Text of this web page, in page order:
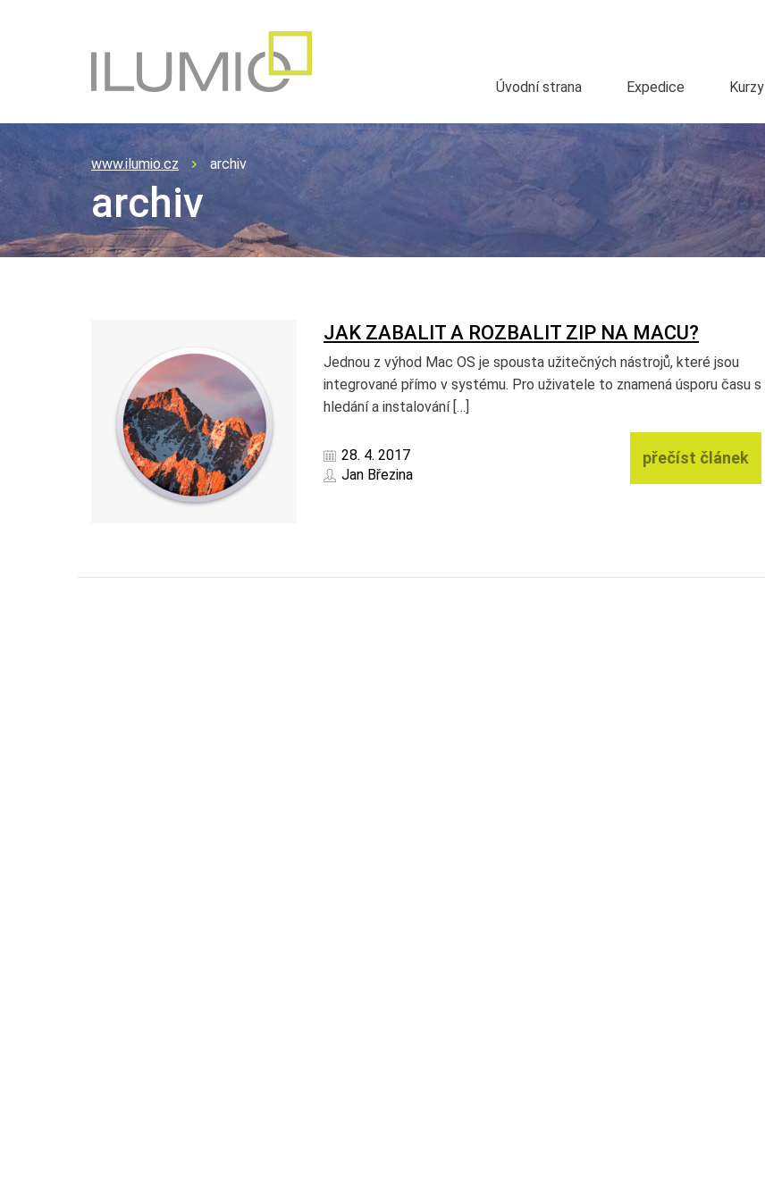
Úvodní strana Expedice Kurzy
www.ilumio.cz archiv
archiv
JAK ZABALIT A ROZBALIT ZIP NA MACU?
Jednou z výhod Mac OS je spousta užitečných nástrojů, které jsou
integrované přímo v systému. Pro uživatele to znamená úsporu času s
hledání a instalování […]
28. 4. 2017
Jan Březina
přečíst článek